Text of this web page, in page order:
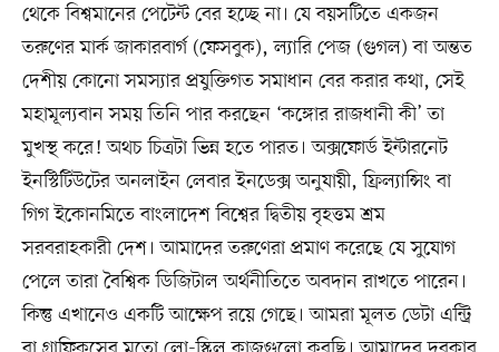
থেকে বিশ্বমানের পেটেন্ট বের হচ্ছে না। যে বয়সটিতে একজন
তরুণের মার্ক জাকারবার্গ (ফেসবুক), ল্যারি পেজ (গুগল) বা অন্তত
দেশীয় কোনো সমস্যার প্রযুক্তিগত সমাধান বের করার কথা, সেই
মহামূল্যবান সময় তিনি পার করছেন ‘কঙ্গোর রাজধানী কী’ তা
মুখস্থ করে! অথচ চিত্রটা ভিন্ন হতে পারত। অক্সফোর্ড ইন্টারনেট
ইনস্টিটিউটের অনলাইন লেবার ইনডেক্স অনুযায়ী, ফ্রিল্যান্সিং বা
গিগ ইকোনমিতে বাংলাদেশ বিশ্বের দ্বিতীয় বৃহত্তম শ্রম
সরবরাহকারী দেশ। আমাদের তরুণেরা প্রমাণ করেছে যে সুযোগ
পেলে তারা বৈশ্বিক ডিজিটাল অর্থনীতিতে অবদান রাখতে পারেন।
কিন্তু এখানেও একটি আক্ষেপ রয়ে গেছে। আমরা মূলত ডেটা এন্ট্রি